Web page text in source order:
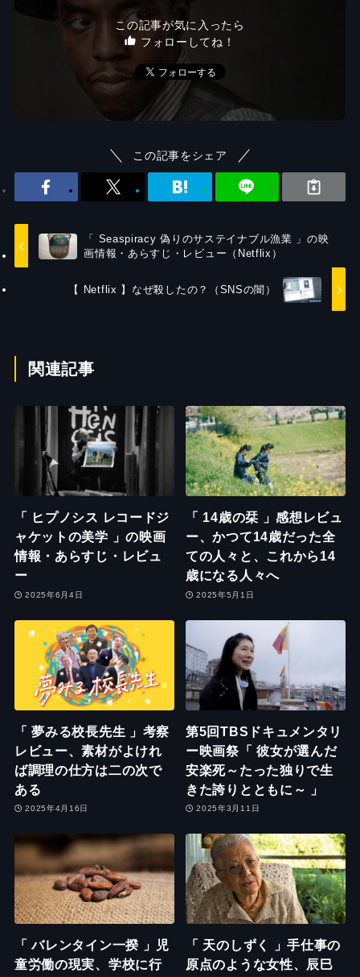
この記事が気に入ったら
フォローしてね！
この記事をシェア
「 Seaspiracy 偽りのサステイナブル漁業 」の映
画情報・あらすじ・レビュー（Netflix）
【 Netflix 】なぜ殺したの？（SNSの闇）
関連記事
「 ヒプノシス レコードジ
ャケットの美学 」の映画
情報・あらすじ・レビュ
ー
2025年6月4日
「 14歳の栞 」感想レビュ
ー、かつて14歳だった全
ての人々と、これから14
歳になる人々へ
2025年5月1日
「 夢みる校長先生 」考察
レビュー、素材がよけれ
ば調理の仕方は二の次で
ある
2025年4月16日
第5回TBSドキュメンタリ
ー映画祭「 彼女が選んだ
安楽死～たった独りで生
きた誇りとともに～ 」
2025年3月11日
「 バレンタイン一揆 」児
童労働の現実、学校に行
「 天のしずく 」手仕事の
原点のような女性、辰巳